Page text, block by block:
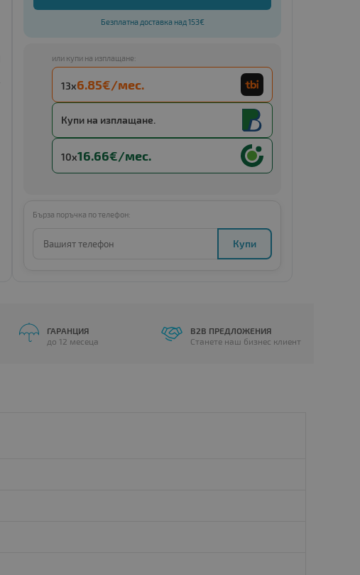
Безплатна доставка над 153€
или купи на изплащане:
Купи с
13 x €13.39 (13 x 26.19 BGN)
13x6.85€/мес.
Купи на изплащане.
10x16.66€/мес.
Бърза поръчка по телефон:
Купи
ГАРАНЦИЯ
до 12 месеца
B2B ПРЕДЛОЖЕНИЯ
Станете наш бизнес клиент